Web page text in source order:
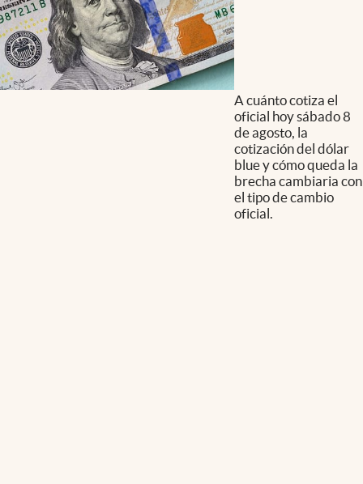
A cuánto cotiza el
oficial hoy sábado 8
de agosto, la
cotización del dólar
blue y cómo queda la
brecha cambiaria con
el tipo de cambio
oficial.